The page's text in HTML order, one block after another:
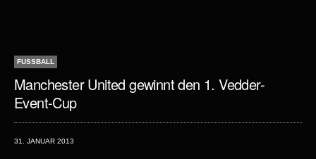
FUSSBALL
Manchester United gewinnt den 1. Vedder-
Event-Cup
31. JANUAR 2013